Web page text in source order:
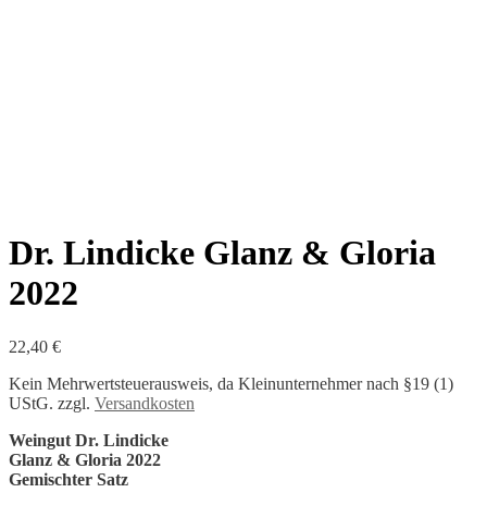
Dr. Lindicke Glanz & Gloria
2022
22,40 €
Kein Mehrwertsteuerausweis, da Kleinunternehmer nach §19 (1)
UStG. zzgl. Versandkosten
Weingut Dr. Lindicke
Glanz & Gloria 2022
Gemischter Satz